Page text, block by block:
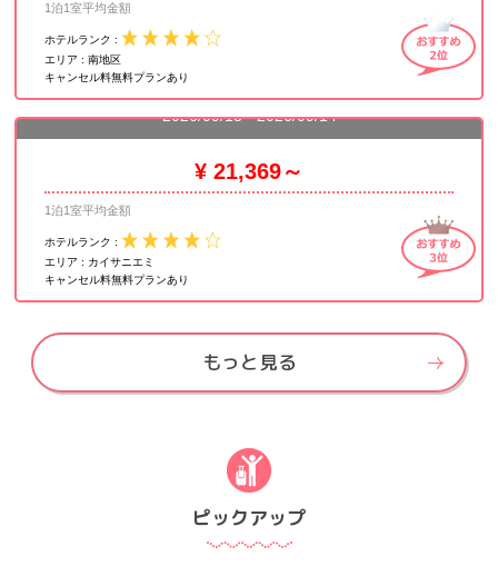
1泊1室平均金額
ホテルランク :
エリア :南地区
キャンセル料無料プランあり
2026/09/13 - 2026/09/14
¥ 21,369～
1泊1室平均金額
ホテルランク :
エリア : カイサニエミ
キャンセル料無料プランあり
もっと見る
ピックアップ